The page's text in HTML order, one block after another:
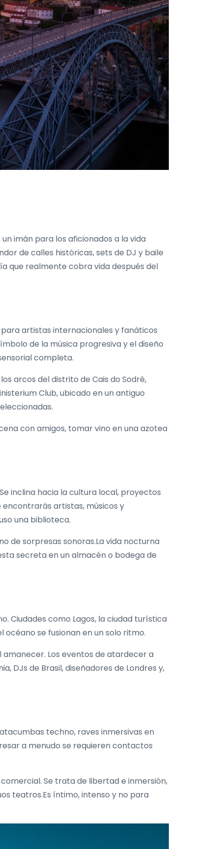
imán para los aficionados a la vida
de calles históricas, sets de DJ y baile
que realmente cobra vida después del
artistas internacionales y fanáticos
de la música progresiva y el diseño
completa.
arcos del distrito de Cais do Sodré,
Club, ubicado en un antiguo
con amigos, tomar vino en una azotea
inclina hacia la cultura local, proyectos
artistas, músicos y
una biblioteca.
de sorpresas sonoras.La vida nocturna
secreta en un almacén o bodega de
Ciudades como Lagos, la ciudad turística
se fusionan en un solo ritmo.
Los eventos de atardecer a
DJs de Brasil, diseñadores de Londres y,
techno, raves inmersivas en
a menudo se requieren contactos
Se trata de libertad e inmersión,
teatros.Es íntimo, intenso y no para